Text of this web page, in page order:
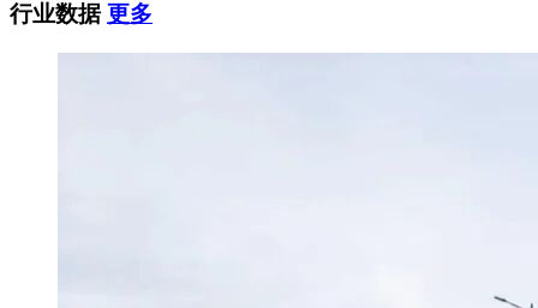
相关推荐： 轨道交通展展位预订
行业数据更多